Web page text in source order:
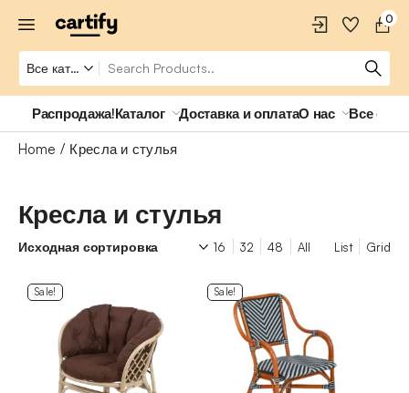
0
Распродажа!Каталог Доставка и оплатаО нас Все о
Home Кресла и стулья
Кресла и стулья
16 32 48 All List Grid
Sale! Sale!